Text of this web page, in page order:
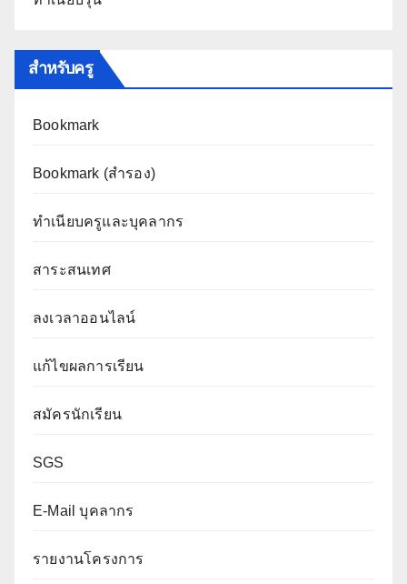
สำหรับครู
Bookmark
Bookmark (สำรอง)
ทำเนียบครูและบุคลากร
สาระสนเทศ
ลงเวลาออนไลน์
แก้ไขผลการเรียน
สมัครนักเรียน
SGS
E-Mail บุคลากร
รายงานโครงการ